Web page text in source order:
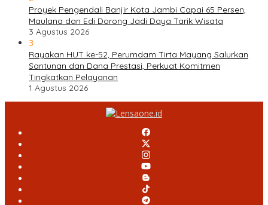
Proyek Pengendali Banjir Kota Jambi Capai 65 Persen,
Maulana dan Edi Dorong Jadi Daya Tarik Wisata
3 Agustus 2026
3
Rayakan HUT ke-52, Perumdam Tirta Mayang Salurkan
Santunan dan Dana Prestasi, Perkuat Komitmen
Tingkatkan Pelayanan
1 Agustus 2026